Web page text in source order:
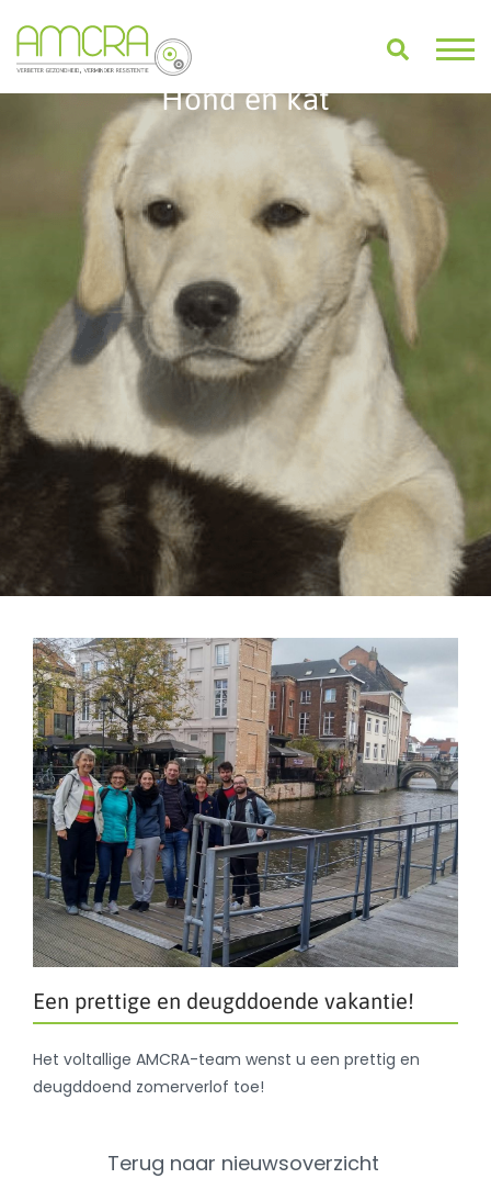
Hond en kat
Een prettige en deugddoende vakantie!
Het voltallige AMCRA-team wenst u een prettig en
deugddoend zomerverlof toe!
Terug naar nieuwsoverzicht